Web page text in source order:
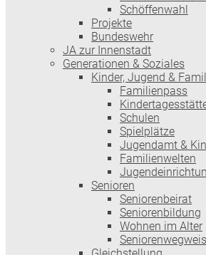
Schöffenwahl
Projekte
Bundeswehr
JA zur Innenstadt
Generationen & Soziales
Kinder, Jugend &
Familienpass
Schulen
Spielplätze
Jugendamt &
Familienwelten
Senioren
Seniorenbeirat
Seniorenbildung
Wohnen im Alter